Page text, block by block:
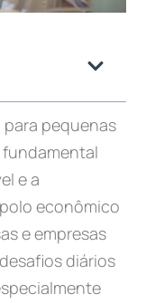
pequenas
fundamental
e a
econômico
e empresas
diários